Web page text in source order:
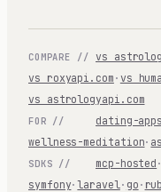
COMPARE // vs
vs roxyapi.com · vs
vs astrologyapi.com
FOR // dating-apps
wellness-meditation·
SDKS // mcp-hosted ·
symfony·laravel · go ·